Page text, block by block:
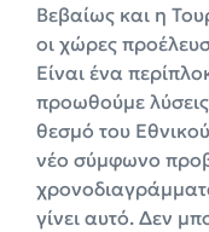
Βεβαίως και η
οι χώρες
Είναι ένα
προωθούμε
θεσμό του
νέο σύμφωνο
γίνει αυτό. Δεν